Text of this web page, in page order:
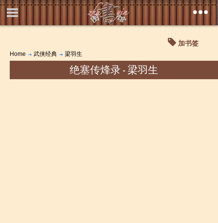
加书签
Home 武侠经典 梁羽生
绝塞传烽录 - 梁羽生